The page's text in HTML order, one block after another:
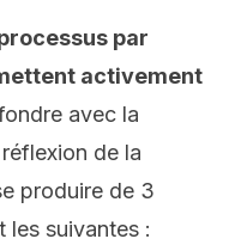
par
activement
avec la
de la
produire de 3
les suivantes :